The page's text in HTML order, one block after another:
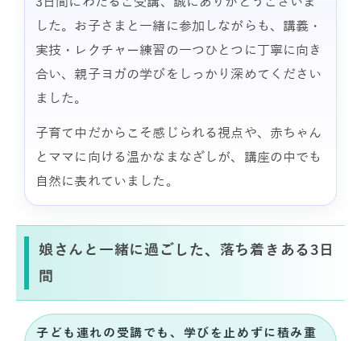
した。お子さまと一緒に参加しながらも、講義・
実技・レクチャー練習の一つひとつに丁寧に向き
合い、親子ヨガの学びをしっかり深めてください
ました。
子育て中だからこそ感じられる視点や、赤ちゃん
とママに向ける温かなまなざしが、講座の中でも
自然に表れていました。
娘さんと一緒に過ごした、落ち着きある3日
間
子ども連れの受講でも、学びを止めずに積み重